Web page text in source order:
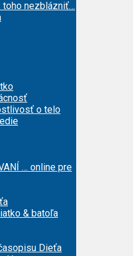
toho nezblázniť…
o telo
… online pre
& batoľa
Dieťa